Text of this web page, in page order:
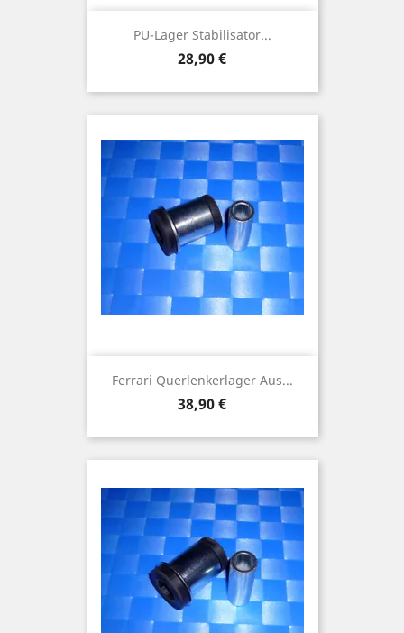
PU-Lager Stabilisator...
Preis
28,90 €
Ferrari Querlenkerlager Aus...
Preis
38,90 €